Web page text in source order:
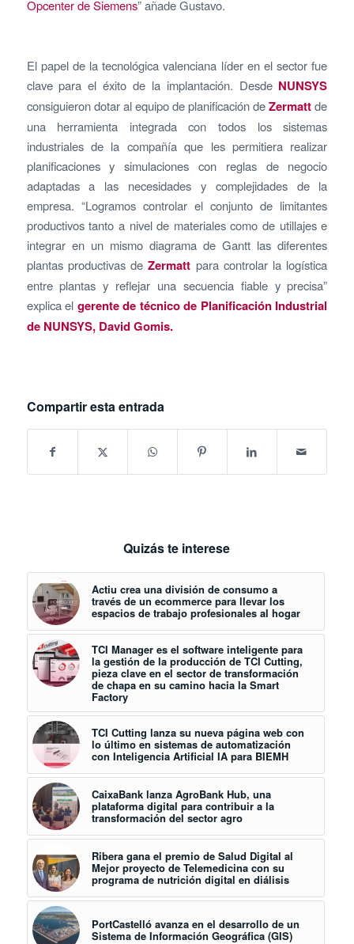
Opcenter de Siemens” añade Gustavo.
El papel de la tecnológica valenciana líder en el sector fue
clave para el éxito de la implantación. Desde NUNSYS
consiguieron dotar al equipo de planificación deZermattde
una herramienta integrada con todos los sistemas
industriales de la compañía que les permitiera realizar
planificaciones y simulaciones con reglas de negocio
adaptadas a las necesidades y complejidades de la
empresa. “Logramos controlar el conjunto de limitantes
productivos tanto a nivel de materiales como de utillajes e
integrar en un mismo diagrama de Gantt las diferentes
plantas productivas deZermatt para controlar la logística
entre plantas y reflejar una secuencia fiable y precisa”
explica el gerente de técnico de Planificación Industrial
de NUNSYS, David Gomis.
Compartir esta entrada
Quizás te interese
Actiu crea una división de consumo a
través de un ecommerce para llevar los
espacios de trabajo profesionales al hogar
TCI Manager es el software inteligente para
la gestión de la producción de TCI Cutting,
pieza clave en el sector de transformación
de chapa en su camino hacia la Smart
Factory
TCI Cutting lanza su nueva página web con
lo último en sistemas de automatización
con Inteligencia Artificial IA para BIEMH
CaixaBank lanza AgroBank Hub, una
plataforma digital para contribuir a la
transformación del sector agro
Ribera gana el premio de Salud Digital al
Mejor proyecto de Telemedicina con su
programa de nutrición digital en diálisis
PortCastelló avanza en el desarrollo de un
Sistema de Información Geográfica (GIS)